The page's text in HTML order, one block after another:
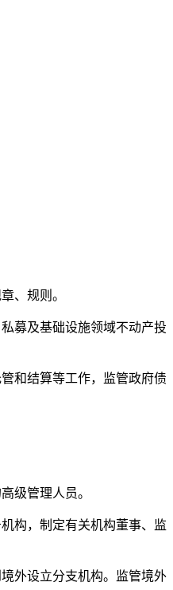
、规则。
募及基础设施领域不动产投
和结算等工作，监管政府债
级管理人员。
构，制定有关机构董事、监
外设立分支机构。监管境外